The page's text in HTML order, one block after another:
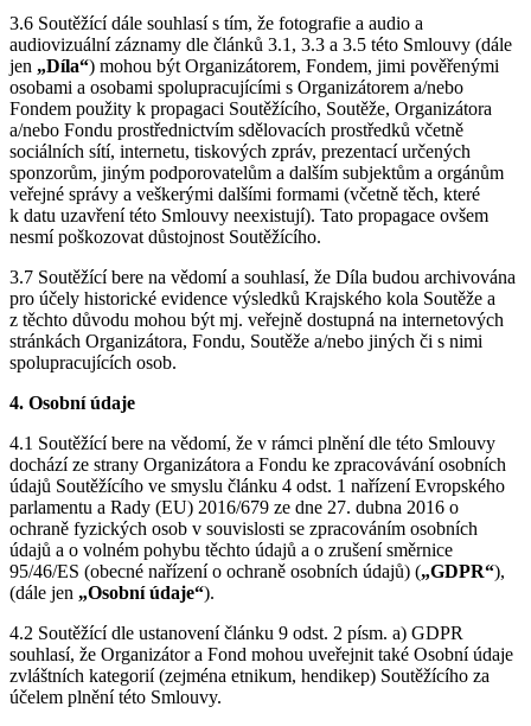
3.6 Soutěžící dále souhlasí s tím, že fotografie a audio a
audiovizuální záznamy dle článků 3.1, 3.3 a 3.5 této Smlouvy (dále
jen „Díla“) mohou být Organizátorem, Fondem, jimi pověřenými
osobami a osobami spolupracujícími s Organizátorem a/nebo
Fondem použity k propagaci Soutěžícího, Soutěže, Organizátora
a/nebo Fondu prostřednictvím sdělovacích prostředků včetně
sociálních sítí, internetu, tiskových zpráv, prezentací určených
sponzorům, jiným podporovatelům a dalším subjektům a orgánům
veřejné správy a veškerými dalšími formami (včetně těch, které
k datu uzavření této Smlouvy neexistují). Tato propagace ovšem
nesmí poškozovat důstojnost Soutěžícího.
3.7 Soutěžící bere na vědomí a souhlasí, že Díla budou archivována
pro účely historické evidence výsledků Krajského kola Soutěže a
z těchto důvodu mohou být mj. veřejně dostupná na internetových
stránkách Organizátora, Fondu, Soutěže a/nebo jiných či s nimi
spolupracujících osob.
4. Osobní údaje
4.1 Soutěžící bere na vědomí, že v rámci plnění dle této Smlouvy
dochází ze strany Organizátora a Fondu ke zpracovávání osobních
údajů Soutěžícího ve smyslu článku 4 odst. 1 nařízení Evropského
parlamentu a Rady (EU) 2016/679 ze dne 27. dubna 2016 o
ochraně fyzických osob v souvislosti se zpracováním osobních
údajů a o volném pohybu těchto údajů a o zrušení směrnice
95/46/ES (obecné nařízení o ochraně osobních údajů) („GDPR“),
(dále jen „Osobní údaje“).
4.2 Soutěžící dle ustanovení článku 9 odst. 2 písm. a) GDPR
souhlasí, že Organizátor a Fond mohou uveřejnit také Osobní údaje
zvláštních kategorií (zejména etnikum, hendikep) Soutěžícího za
účelem plnění této Smlouvy.